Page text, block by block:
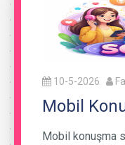
10-5-2026
Mobil
Mobil konuşma